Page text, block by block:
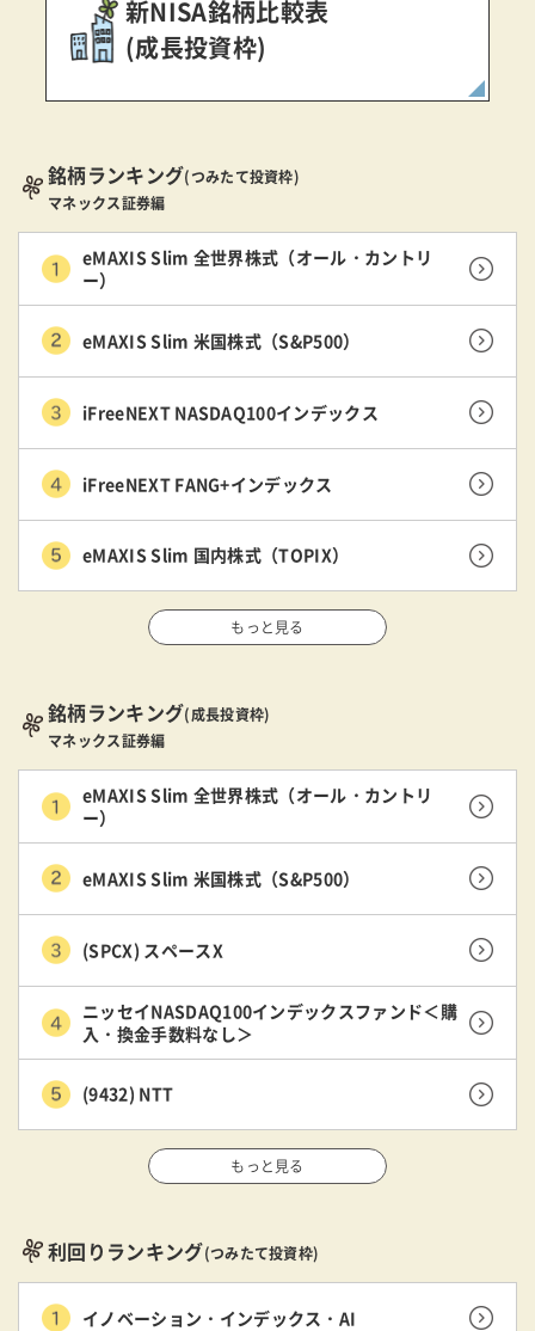
新NISA銘柄比較表
(成長投資枠)
銘柄ランキング(つみたて投資枠)
マネックス証券編
eMAXIS Slim 全世界株式（オール・カントリ
ー）
eMAXIS Slim 米国株式（S&P500）
iFreeNEXT NASDAQ100インデックス
iFreeNEXT FANG+インデックス
eMAXIS Slim 国内株式（TOPIX）
もっと見る
銘柄ランキング(成長投資枠)
マネックス証券編
eMAXIS Slim 全世界株式（オール・カントリ
ー）
eMAXIS Slim 米国株式（S&P500）
(SPCX) スペースX
ニッセイNASDAQ100インデックスファンド＜購
入・換金手数料なし＞
(9432) NTT
もっと見る
利回りランキング(つみたて投資枠)
イノベーション・インデックス・AI